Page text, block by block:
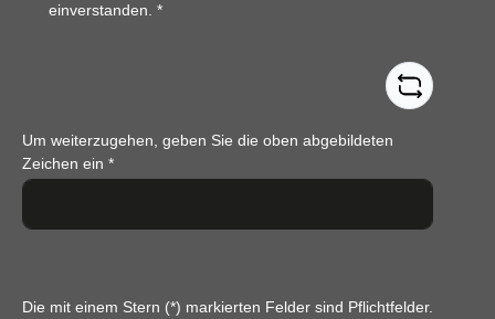
einverstanden. *
Um weiterzugehen, geben Sie die oben abgebildeten
Zeichen ein *
Die mit einem Stern (*) markierten Felder sind Pflichtfelder.